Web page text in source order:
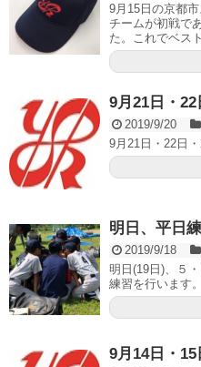
9月15日の京都
チームが初戦で
た。これでベス
9月21日・22
2019/9/20
9月21日・22日
明日、平日
2019/9/18
明日(19日)、５
練習を行います。
9月14日・15